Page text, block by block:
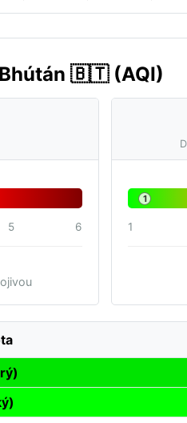
🇧🇹 (AQI)
5 6
1
1